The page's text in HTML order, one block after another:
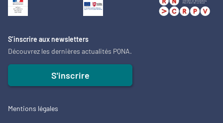
S’inscrire aux newsletters
Découvrez les dernières actualités PQNA.
S'inscrire
Mentions légales